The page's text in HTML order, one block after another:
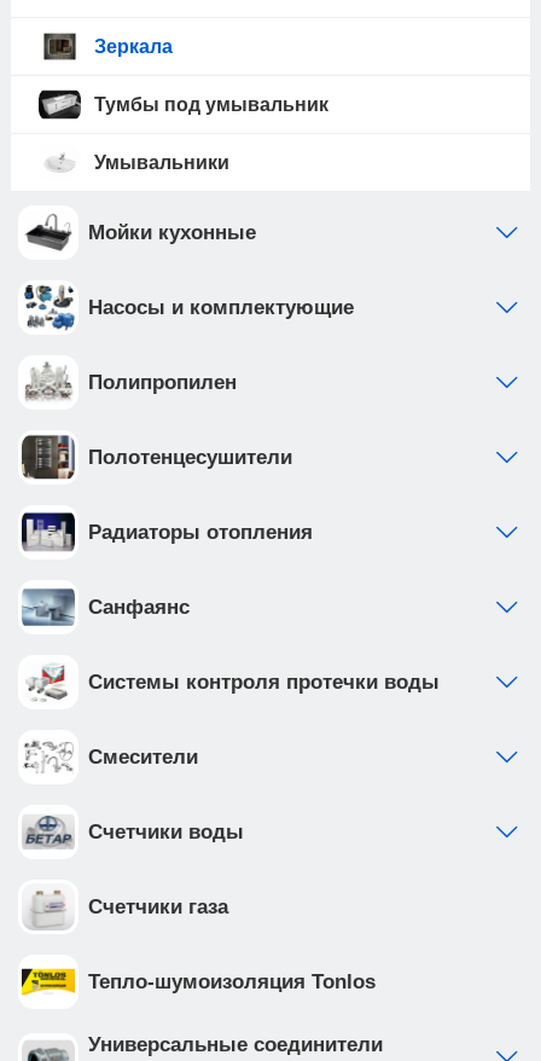
Зеркала
Тумбы под умывальник
Умывальники
Мойки кухонные
Насосы и комплектующие
Полипропилен
Полотенцесушители
Радиаторы отопления
Санфаянс
Системы контроля протечки воды
Смесители
Счетчики воды
Счетчики газа
Тепло-шумоизоляция Tonlos
Универсальные соединители